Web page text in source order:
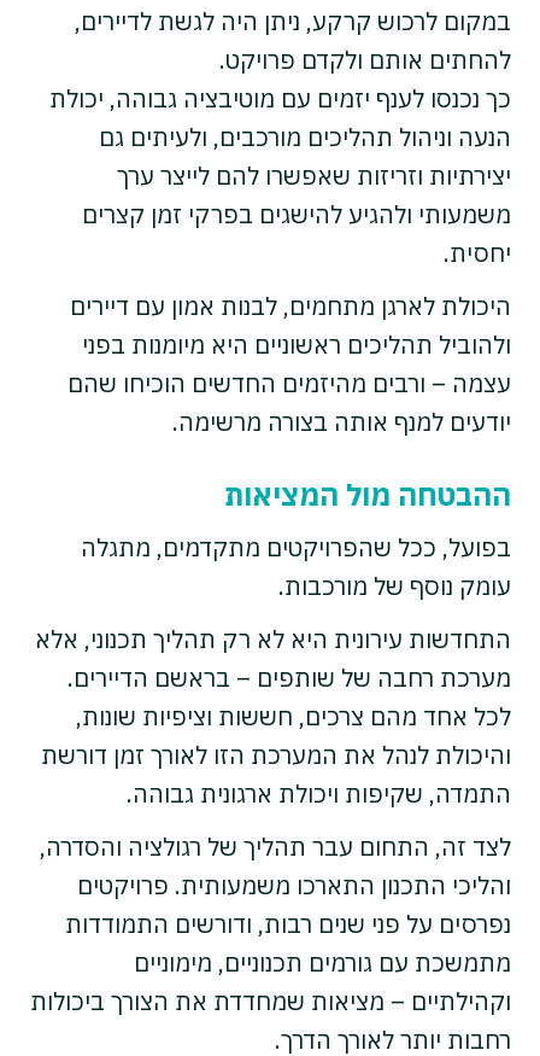
במקום לרכוש קרקע, ניתן היה לגשת לדיירים,
להחתים אותם ולקדם פרויקט.
כך נכנסו לענף יזמים עם מוטיבציה גבוהה, יכולת
הנעה וניהול תהליכים מורכבים, ולעיתים גם
יצירתיות וזריזות שאפשרו להם לייצר ערך
משמעותי ולהגיע להישגים בפרקי זמן קצרים
יחסית.
היכולת לארגן מתחמים, לבנות אמון עם דיירים
ולהוביל תהליכים ראשוניים היא מיומנות בפני
עצמה – ורבים מהיזמים החדשים הוכיחו שהם
יודעים למנף אותה בצורה מרשימה.
ההבטחה מול המציאות
בפועל, ככל שהפרויקטים מתקדמים, מתגלה
עומק נוסף של מורכבות.
התחדשות עירונית היא לא רק תהליך תכנוני, אלא
מערכת רחבה של שותפים – בראשם הדיירים.
לכל אחד מהם צרכים, חששות וציפיות שונות,
והיכולת לנהל את המערכת הזו לאורך זמן דורשת
התמדה, שקיפות ויכולת ארגונית גבוהה.
לצד זה, התחום עבר תהליך של רגולציה והסדרה,
והליכי התכנון התארכו משמעותית. פרויקטים
נפרסים על פני שנים רבות, ודורשים התמודדות
מתמשכת עם גורמים תכנוניים, מימוניים
וקהילתיים – מציאות שמחדדת את הצורך ביכולות
רחבות יותר לאורך הדרך.